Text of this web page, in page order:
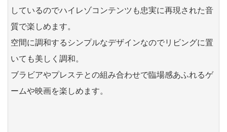
しているのでハイレゾコンテンツも忠実に再現された音
質で楽しめます。
空間に調和するシンプルなデザインなのでリビングに置
いても美しく調和。
ブラビアやプレステとの組み合わせで臨場感あふれるゲ
ームや映画を楽しめます。